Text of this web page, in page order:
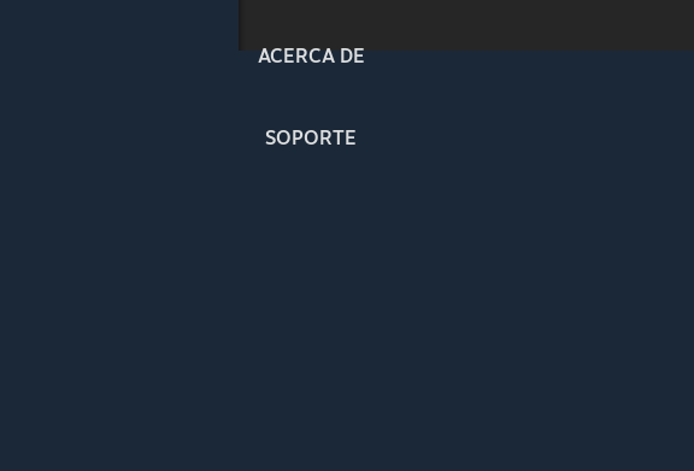
ACERCA DE
SOPORTE